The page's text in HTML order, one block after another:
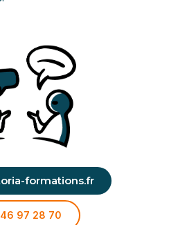
formations.fr
97 28 70